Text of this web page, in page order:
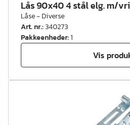
Lås 90x40 4 stål elg. m/
Låse - Diverse
Art. nr.:340273
Pakkeenheder:1
Vis